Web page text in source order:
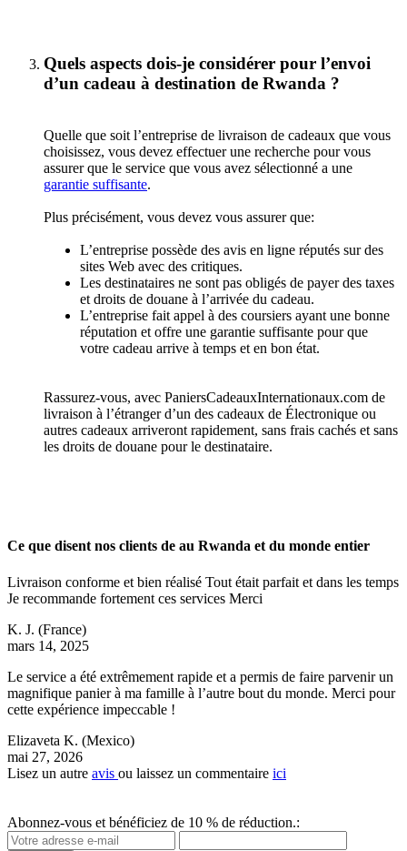
Quels aspects dois-je considérer pour l’envoi
d’un cadeau à destination de Rwanda ?
Quelle que soit l’entreprise de livraison de cadeaux que vous
choisissez, vous devez effectuer une recherche pour vous
assurer que le service que vous avez sélectionné a une
garantie suffisante.
Plus précisément, vous devez vous assurer que:
L’entreprise possède des avis en ligne réputés sur des
sites Web avec des critiques.
Les destinataires ne sont pas obligés de payer des taxes
et droits de douane à l’arrivée du cadeau.
L’entreprise fait appel à des coursiers ayant une bonne
réputation et offre une garantie suffisante pour que
votre cadeau arrive à temps et en bon état.
Rassurez-vous, avec PaniersCadeauxInternationaux.com de
livraison à l’étranger d’un des cadeaux de Électronique ou
autres cadeaux arriveront rapidement, sans frais cachés et sans
les droits de douane pour le destinataire.
Ce que disent nos clients de au Rwanda et du monde entier
Livraison conforme et bien réalisé Tout était parfait et dans les temps
Je recommande fortement ces services Merci
K. J. (France)
mars 14, 2025
Le service a été extrêmement rapide et a permis de faire parvenir un
magnifique panier à ma famille à l’autre bout du monde. Merci pour
cette expérience impeccable !
Elizaveta K. (Mexico)
mai 27, 2026
Lisez un autre avis ou laissez un commentaire ici
Abonnez-vous et bénéficiez de 10 % de réduction.: